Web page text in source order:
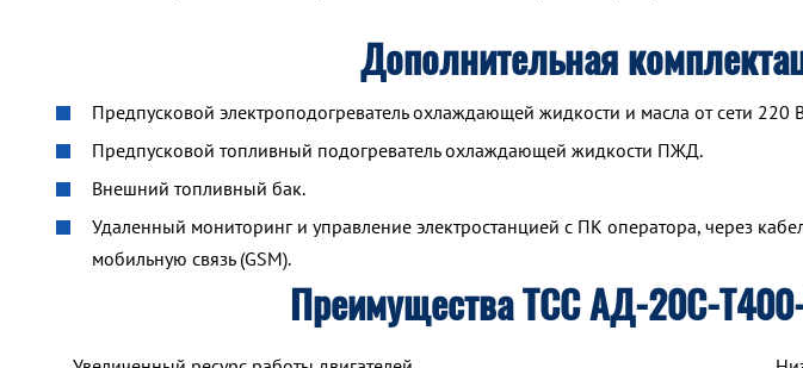
Дополнительная
Предпусковой электроподогреватель охлаждающей жидкости и масла от сети 220
Предпусковой топливный подогреватель охлаждающей жидкости ПЖД.
Внешний топливный бак.
Удаленный мониторинг и управление электростанцией с ПК оператора, через
мобильную связь (GSM).
Преимущества ТСС АД-20С-